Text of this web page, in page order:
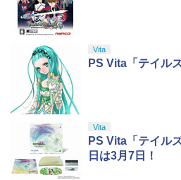
Vita
PS Vita「テイル
Vita
PS Vita「テイル
日は3月7日！